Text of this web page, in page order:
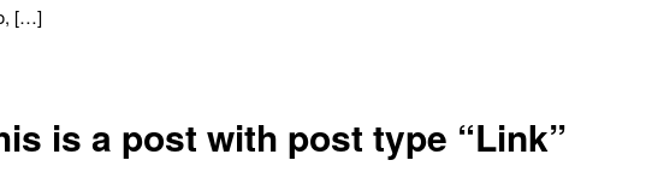
[…]
is a post with post type “Link”